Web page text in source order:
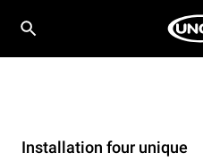
Installation four unique